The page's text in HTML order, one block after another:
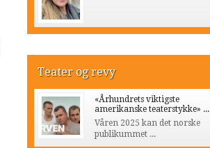
Teater og revy
«Århundrets viktigste
amerikanske teaterstykke» ...
Våren 2025 kan det norske
publikummet ...